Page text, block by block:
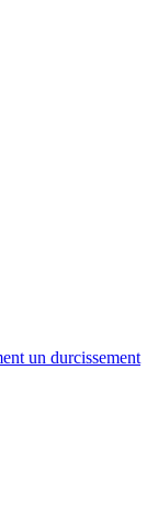
un durcissement